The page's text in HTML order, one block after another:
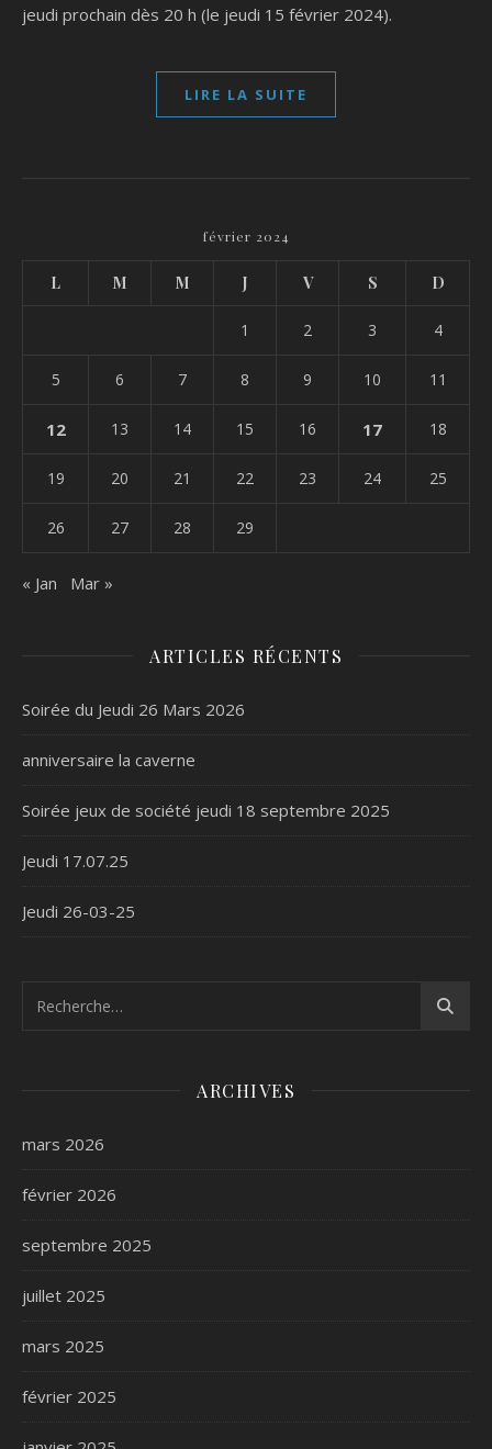
jeudi prochain dès 20 h (le jeudi 15 février 2024).
LIRE LA SUITE
février 2024
L M M J V S D
1 2 3 4
5 6 7 8 9 10 11
12 13 14 15 16 17 18
19 20 21 22 23 24 25
26 27 28 29
« Jan Mar »
ARTICLES RÉCENTS
Soirée du Jeudi 26 Mars 2026
anniversaire la caverne
Soirée jeux de société jeudi 18 septembre 2025
Jeudi 17.07.25
Jeudi 26-03-25
ARCHIVES
mars 2026
février 2026
septembre 2025
juillet 2025
mars 2025
février 2025